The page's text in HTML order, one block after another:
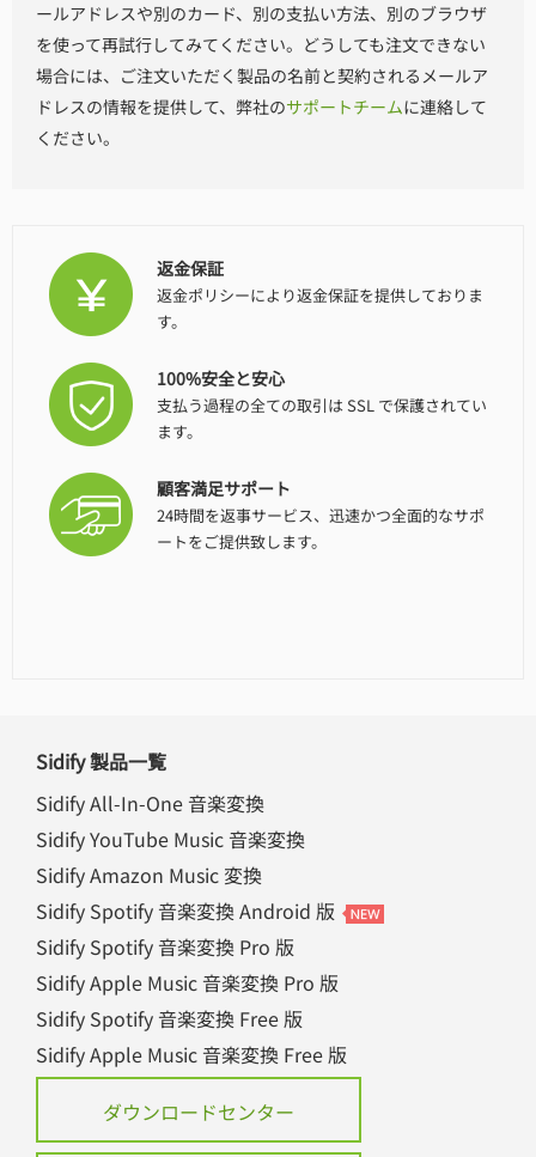
ールアドレスや別のカード、別の支払い方法、別のブラウザ
を使って再試行してみてください。どうしても注文できない
場合には、ご注文いただく製品の名前と契約されるメールア
ドレスの情報を提供して、弊社のサポートチームに連絡して
ください。
返金保証
返金ポリシーにより返金保証を提供しておりま
す。
100%安全と安心
支払う過程の全ての取引は SSL で保護されてい
ます。
顧客満足サポート
24時間を返事サービス、迅速かつ全面的なサポ
ートをご提供致します。
Sidify 製品一覧
Sidify All-In-One 音楽変換
Sidify YouTube Music 音楽変換
Sidify Amazon Music 変換
Sidify Spotify 音楽変換 Android 版
Sidify Spotify 音楽変換 Pro 版
Sidify Apple Music 音楽変換 Pro 版
Sidify Spotify 音楽変換 Free 版
Sidify Apple Music 音楽変換 Free 版
ダウンロードセンター